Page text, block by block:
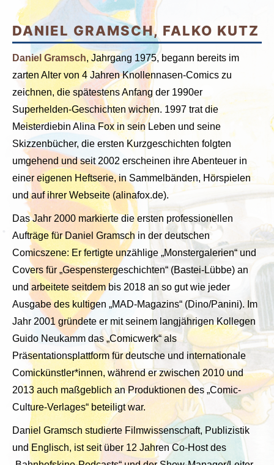
DANIEL GRAMSCH, FALKO KUTZ
Daniel Gramsch, Jahrgang 1975, begann bereits im
zarten Alter von 4 Jahren Knollennasen-Comics zu
zeichnen, die spätestens Anfang der 1990er
Superhelden-Geschichten wichen. 1997 trat die
Meisterdiebin Alina Fox in sein Leben und seine
Skizzenbücher, die ersten Kurzgeschichten folgten
umgehend und seit 2002 erscheinen ihre Abenteuer in
einer eigenen Heftserie, in Sammelbänden, Hörspielen
und auf ihrer Webseite (alinafox.de).
Das Jahr 2000 markierte die ersten professionellen
Aufträge für Daniel Gramsch in der deutschen
Comicszene: Er fertigte unzählige „Monstergalerien“ und
Covers für „Gespenstergeschichten“ (Bastei-Lübbe) an
und arbeitete seitdem bis 2018 an so gut wie jeder
Ausgabe des kultigen „MAD-Magazins“ (Dino/Panini). Im
Jahr 2001 gründete er mit seinem langjährigen Kollegen
Guido Neukamm das „Comicwerk“ als
Präsentationsplattform für deutsche und internationale
Comickünstler*innen, während er zwischen 2010 und
2013 auch maßgeblich an Produktionen des „Comic-
Culture-Verlages“ beteiligt war.
Daniel Gramsch studierte Filmwissenschaft, Publizistik
und Englisch, ist seit über 12 Jahren Co-Host des